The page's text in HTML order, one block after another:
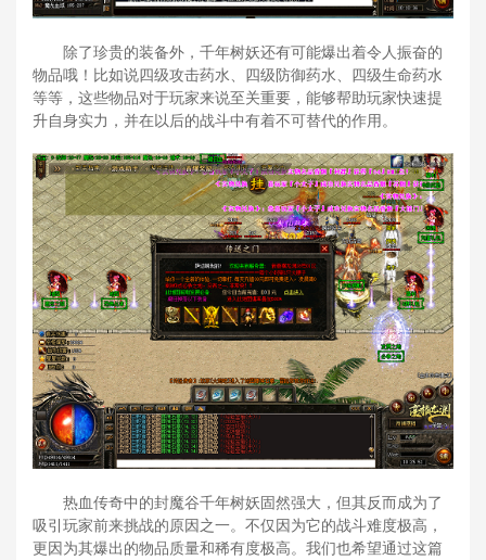
除了珍贵的装备外，千年树妖还有可能爆出着令人振奋的
物品哦！比如说四级攻击药水、四级防御药水、四级生命药水
等等，这些物品对于玩家来说至关重要，能够帮助玩家快速提
升自身实力，并在以后的战斗中有着不可替代的作用。
热血传奇中的封魔谷千年树妖固然强大，但其反而成为了
吸引玩家前来挑战的原因之一。不仅因为它的战斗难度极高，
更因为其爆出的物品质量和稀有度极高。我们也希望通过这篇